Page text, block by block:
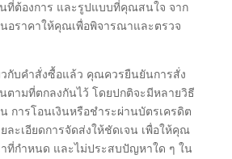
ที่ต้องการ และรูปแบบที่คุณสนใจ จาก
อราคาให้คุณเพื่อพิจารณาและตรวจ
กับคำสั่งซื้อแล้ว คุณควรยืนยันการสั่ง
ตามที่ตกลงกันไว้ โดยปกติจะมีหลายวิธี
การโอนเงินหรือชำระผ่านบัตรเครดิต
ละเอียดการจัดส่งให้ชัดเจน เพื่อให้คุณ
ที่กำหนด และไม่ประสบปัญหาใด ๆ ใน